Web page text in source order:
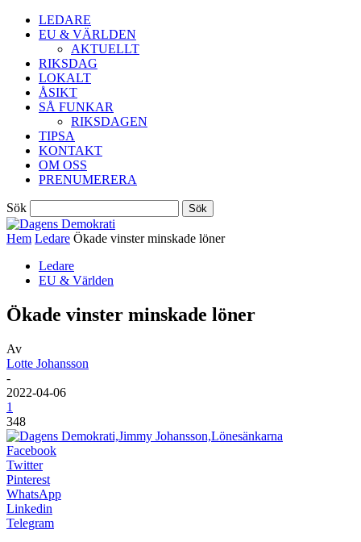
LEDARE
EU & VÄRLDEN
AKTUELLT
RIKSDAG
LOKALT
ÅSIKT
SÅ FUNKAR
RIKSDAGEN
TIPSA
KONTAKT
OM OSS
PRENUMERERA
Sök
Hem Ledare Ökade vinster minskade löner
Ledare
EU & Världen
Ökade vinster minskade löner
Av
Lotte Johansson
-
2022-04-06
1
348
Facebook
Twitter
Pinterest
WhatsApp
Linkedin
Telegram